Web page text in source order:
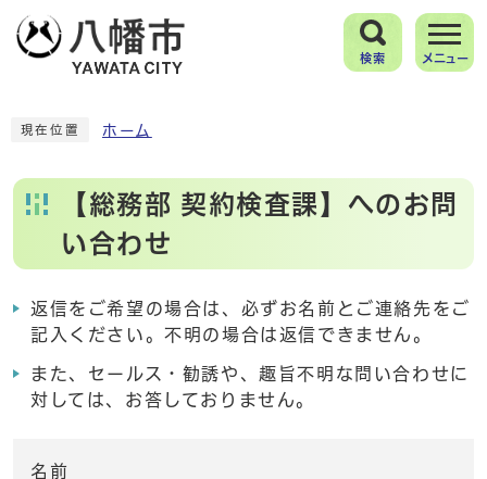
検索 メニュー
現在位置 ホーム
【総務部 契約検査課】へのお問
い合わせ
返信をご希望の場合は、必ずお名前とご連絡先をご
記入ください。不明の場合は返信できません。
また、セールス・勧誘や、趣旨不明な問い合わせに
対しては、お答しておりません。
名前